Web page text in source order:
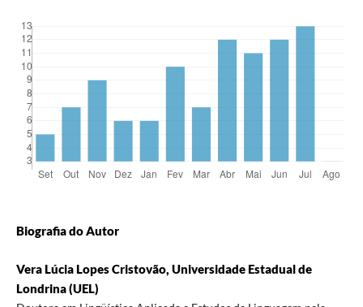
Biografia do Autor
Vera Lúcia Lopes Cristovão, Universidade Estadual de
Londrina (UEL)